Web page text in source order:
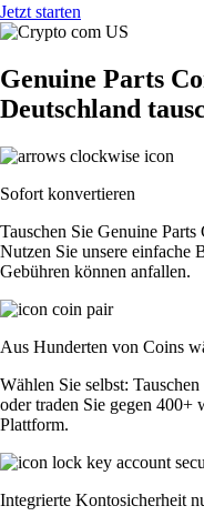
Jetzt starten
Genuine Parts
Deutschland
Sofort konvertieren
Tauschen Sie Genuine
Nutzen Sie unsere einfache
Gebühren können anfallen.
Aus Hunderten von Coins
Wählen Sie selbst:
oder traden Sie gegen 400+
Plattform.
Integrierte Kontosicherheit